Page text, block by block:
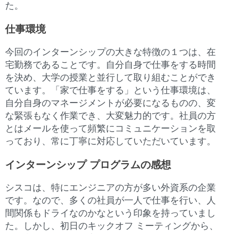
た。
仕事環境
今回のインターンシップの大きな特徴の１つは、在
宅勤務であることです。自分自身で仕事をする時間
を決め、大学の授業と並行して取り組むことができ
ています。「家で仕事をする」という仕事環境は、
自分自身のマネージメントが必要になるものの、変
な緊張もなく作業でき、大変魅力的です。社員の方
とはメールを使って頻繁にコミュニケーションを取
っており、常に丁寧に対応していただいています。
インターンシップ プログラムの感想
シスコは、特にエンジニアの方が多い外資系の企業
です。なので、多くの社員が一人で仕事を行い、人
間関係もドライなのかなという印象を持っていまし
た。しかし、初日のキックオフ ミーティングから、